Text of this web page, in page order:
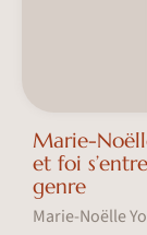
Marie-
et foi
genre
Marie-Noëlle